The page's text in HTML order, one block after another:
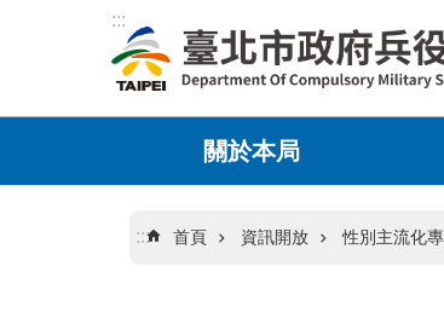
跳到主要內容區塊
:::
關於本局
::: 首頁 資訊開放 性別主流化